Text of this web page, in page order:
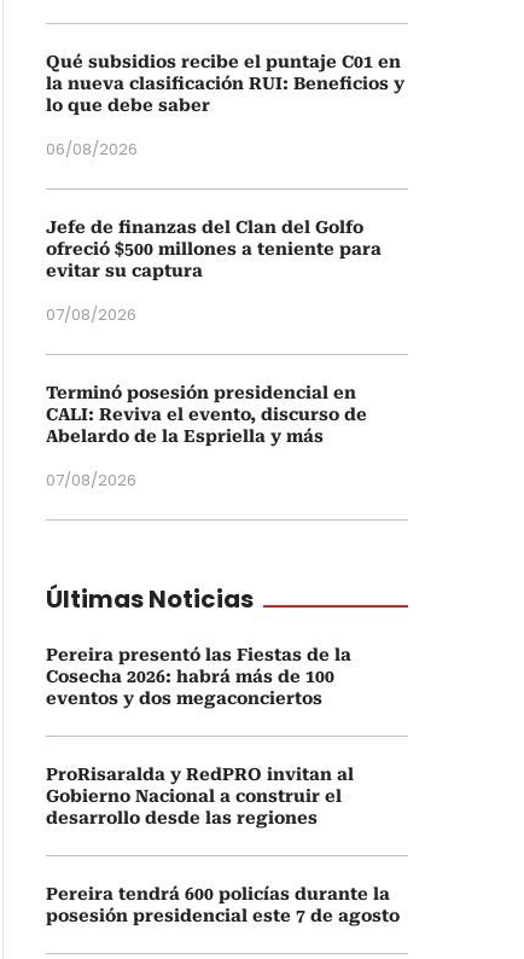
Qué subsidios recibe el puntaje C01 en
la nueva clasificación RUI: Beneficios y
lo que debe saber
06/08/2026
Jefe de finanzas del Clan del Golfo
ofreció $500 millones a teniente para
evitar su captura
07/08/2026
Terminó posesión presidencial en
CALI: Reviva el evento, discurso de
Abelardo de la Espriella y más
07/08/2026
Últimas Noticias
Pereira presentó las Fiestas de la
Cosecha 2026: habrá más de 100
eventos y dos megaconciertos
ProRisaralda y RedPRO invitan al
Gobierno Nacional a construir el
desarrollo desde las regiones
Pereira tendrá 600 policías durante la
posesión presidencial este 7 de agosto